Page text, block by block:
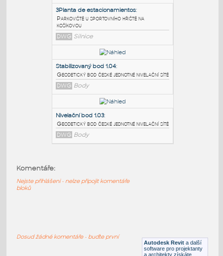
PODOBNÉ BLOKY
Bod bodového pole
Značka bodu bodového pole (1.01)
DWG Body
3Planta de estacionamientos
Parkoviště u sportovního hřiště na
košíkovou
DWG Silnice
DWG
Body
Autodesk Revit a další
software pro projektanty
a architekty získáte
Komentáře:
Nejste přihlášeni - nelze připojit komentáře
bloků
Dosud žádné komentáře - buďte první